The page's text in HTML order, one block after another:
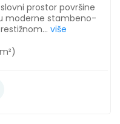
prostor površine
moderne stambeno-
više